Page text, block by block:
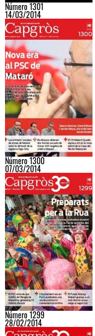
Número 1301
14/03/2014
Número 1300
07/03/2014
Número 1299
28/02/2014